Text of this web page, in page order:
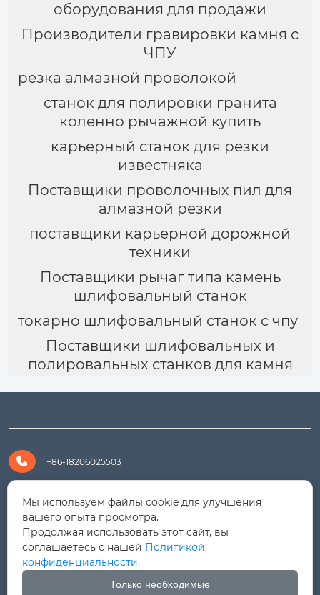
оборудования для продажи
Производители гравировки камня с
ЧПУ
резка алмазной проволокой
станок для полировки гранита
коленно рычажной купить
карьерный станок для резки
известняка
Поставщики проволочных пил для
алмазной резки
поставщики карьерной дорожной
техники
Поставщики рычаг типа камень
шлифовальный станок
токарно шлифовальный станок с чпу
Поставщики шлифовальных и
полировальных станков для камня
 +86-18206025503
 +8618206025503
 yanali@hualongm.com

351144, Китай, пров.Фуцзянь, г. Путянь, район Личэн,
промышленная зона Хуанши
Мы используем файлы cookie для улучшения
вашего опыта просмотра.
Продолжая использовать этот сайт, вы
соглашаетесь с нашей Политикой
конфиденциальности.
Только необходимые